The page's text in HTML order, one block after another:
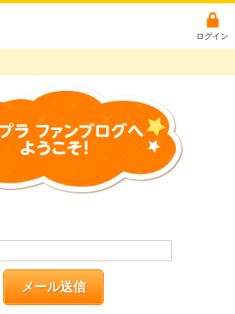
ログイン
メール送信